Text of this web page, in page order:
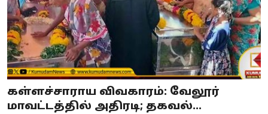
கள்ளச்சாராய விவகாரம்: வேலூர்
மாவட்டத்தில் அதிரடி; தகவல்...